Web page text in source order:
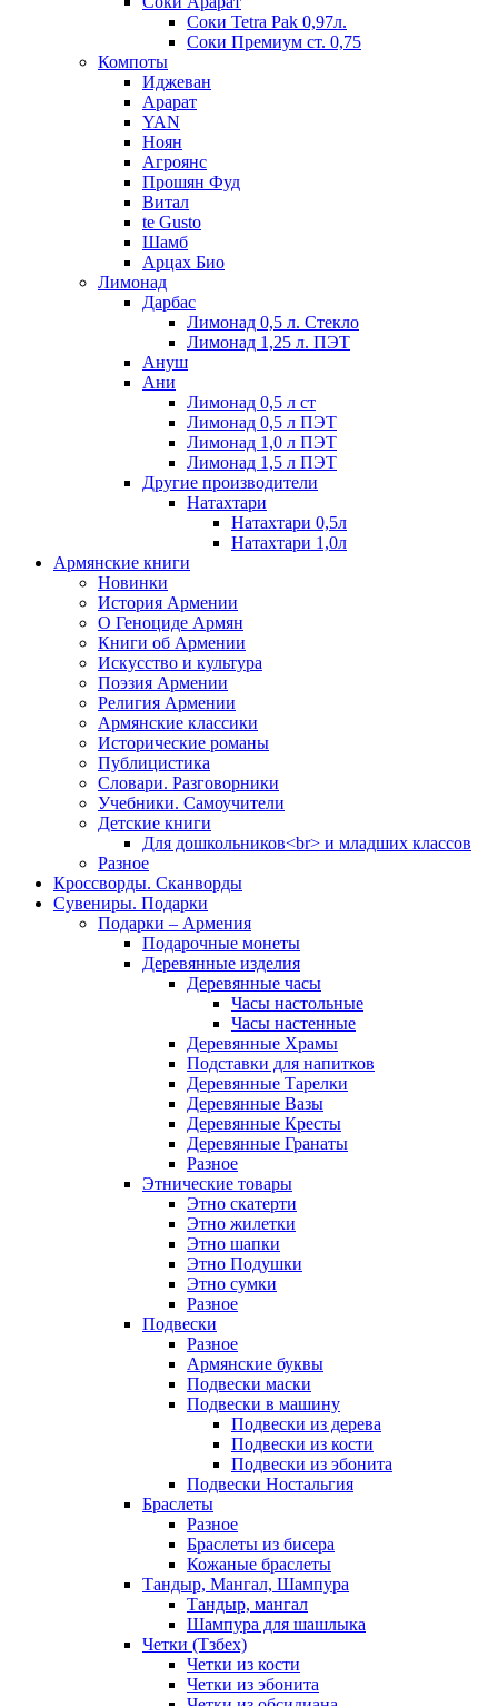
Соки Tetra Pak 0,97л.
Соки Премиум ст. 0,75
Компоты
Иджеван
Арарат
YAN
Ноян
Агроянс
Прошян Фуд
Витал
te Gusto
Шамб
Арцах Био
Лимонад
Дарбас
Лимонад 0,5 л. Стекло
Лимонад 1,25 л. ПЭТ
Ануш
Ани
Лимонад 0,5 л ст
Лимонад 0,5 л ПЭТ
Лимонад 1,0 л ПЭТ
Лимонад 1,5 л ПЭТ
Другие производители
Натахтари
Натахтари 0,5л
Натахтари 1,0л
Армянские книги
Новинки
История Армении
О Геноциде Армян
Книги об Армении
Иcкусство и культура
Поэзия Армении
Религия Армении
Армянские классики
Исторические романы
Публицистика
Словари. Разговорники
Учебники. Самоучители
Детские книги
Для дошкольников<br> и младших классов
Разное
Кроссворды. Сканворды
Сувениры. Подарки
Подарки – Армения
Подарочные монеты
Деревянные изделия
Деревянные часы
Часы настольные
Часы настенные
Деревянные Храмы
Подставки для напитков
Деревянные Тарелки
Деревянные Вазы
Деревянные Кресты
Деревянные Гранаты
Разное
Этнические товары
Этно скатерти
Этно жилетки
Этно шапки
Этно Подушки
Этно сумки
Разное
Подвески
Разное
Армянские буквы
Подвески маски
Подвески в машину
Подвески из дерева
Подвески из кости
Подвески из эбонита
Подвески Ностальгия
Браслеты
Разное
Браслеты из бисера
Кожаные браслеты
Тандыр, Мангал, Шампура
Тандыр, мангал
Шампура для шашлыка
Четки (Тзбех)
Четки из кости
Четки из эбонита